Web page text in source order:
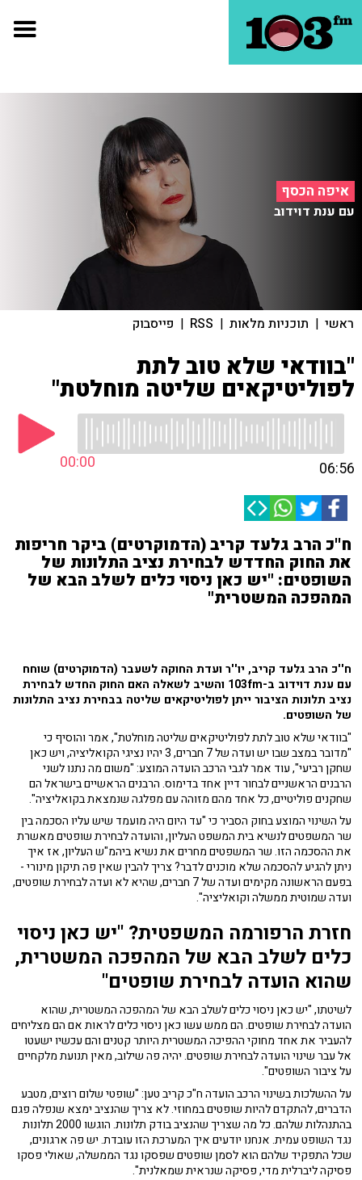
איפה הכסף
עם ענת דוידוב
ראשי | תוכניות מלאות |
RSS
| פייסבוק
"בוודאי שלא טוב לתת
לפוליטיקאים שליטה מוחלטת"
00:00 06:56
ח''כ הרב גלעד קריב (הדמוקרטים) ביקר חריפות
את החוק החדדש לבחירת נציב התלונות של
השופטים: "יש כאן ניסוי כלים לשלב הבא של
המהפכה המשטרית"
ח''כ הרב גלעד קריב, יו''ר ועדת החוקה לשעבר (הדמוקרטים) שוחח
עם ענת דוידוב ב-103fm והשיב לשאלה האם החוק החדש לבחירת
נציב תלונות הציבור ייתן לפוליטיקאים שליטה בבחירת נציב התלונות
של השופטים.
"בוודאי שלא טוב לתת לפוליטיקאים שליטה מוחלטת", אמר והוסיף כי
"מדובר במצב שבו יש ועדה של 7 חברים, 3 יהיו נציגי הקואליציה, ויש כאן
שחקן רביעי", עוד אמר לגבי הרכב הועדה המוצע: "משום מה נתנו לשני
הרבנים הראשניים לבחור דיין אחד בדימוס. הרבנים הראשיים בישראל הם
שחקנים פוליטיים, כל אחד מהם מזוהה עם מפלגה שנמצאת בקואליציה".
על השינוי המוצע בחוק הסביר כי "עד היום היה מועמד שיש עליו הסכמה בין
שר המשפטים לנשיא בית המשפט העליון, והועדה לבחירת שופטים מאשרת
את ההסכמה הזו. שר המשפטים מחרים את נשיא ביהמ"ש העליון, אז איך
ניתן להגיע להסכמה שלא מוכנים לדבר? צריך להבין שאין פה תיקון מינורי -
בפעם הראשונה מקימים ועדה של 7 חברים, שהיא לא ועדה לבחירת שופטים,
ועדה שמוטית ממשלה וקואליציה".
חזרת הרפורמה המשפטית? "יש כאן ניסוי
כלים לשלב הבא של המהפכה המשטרית,
שהוא הועדה לבחירת שופטים"
לשיטתו, "יש כאן ניסוי כלים לשלב הבא של המהפכה המשטרית, שהוא
הועדה לבחירת שופטים. הם ממש עשו כאן ניסוי כלים לראות אם הם מצליחים
להעביר את אחד מחוקי ההפיכה המשטרית היותר קטנים והם עכשיו ישעטו
אל עבר שינוי הועדה לבחירת שופטים. יהיה פה שילוב, מאין תנועת מלקחיים
על ציבור השופטים".
על ההשלכות בשינוי הרכב הועדה ח"כ קריב טען: "שופטי שלום רוצים, מטבע
הדברים, להתקדם להיות שופטים במחוזי. לא צריך שהנציב ימצא שנפלה פגם
בהתנהלות שלהם. כל מה שצריך שהנציב בודק תלונות. הוגשו 2000 תלונות
נגד השופט עמית. אנחנו יודעים איך המערכת הזו עובדת. יש פה ארגונים,
שכל התפקיד שלהם הוא לסמן שופטים שפסקו נגד הממשלה, שאולי פסקו
פסיקה ליברלית מדי, פסיקה שנראית שמאלנית".